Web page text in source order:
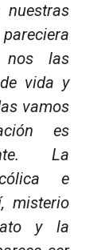
nos las
vida y
vamos
es
La
e
misterio
y la